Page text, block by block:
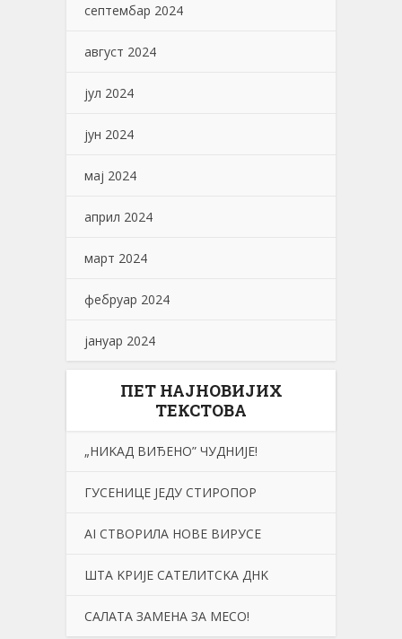
септембар 2024
август 2024
јул 2024
јун 2024
мај 2024
април 2024
март 2024
фебруар 2024
јануар 2024
ПЕТ НАЈНОВИЈИХ
ТЕКСТОВА
„НИKАД ВИЂЕНО” ЧУДНИЈЕ!
ГУСЕНИЦЕ ЈЕДУ СТИРОПОР
АI СТВОРИЛА НОВЕ ВИРУСЕ
ШТА KРИЈЕ САТЕЛИТСKА ДНK
САЛАТА ЗАМЕНА ЗА МЕСО!